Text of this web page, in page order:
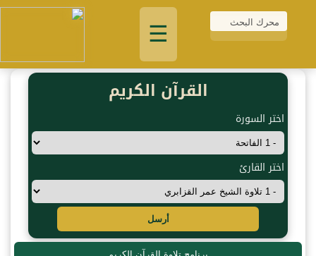
☰
القرآن الكريم
اختر السورة
اختر القارئ
أرسل